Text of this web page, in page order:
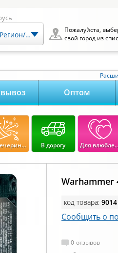
Россия (выберите свой Регион/Город)
Пожалуйста,
свой город из
Оптом
На вечеринку В дорогу Для
Warhammer
код товара: 9014
Сообщить о
0 отзывов